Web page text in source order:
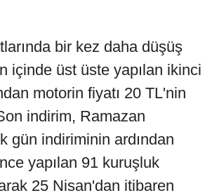
bir kez daha düşüş
içinde üst üste yapılan ikinci
motorin fiyatı 20 TL'nin
indirim, Ramazan
gün indiriminin ardından
yapılan 91 kuruşluk
25 Nisan'dan itibaren